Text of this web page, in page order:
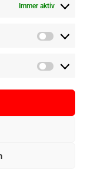
Immer aktiv
vorbehalten. E-